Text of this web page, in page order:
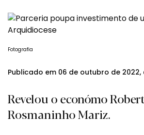
Fotografia
Publicado em 06 de outubro de 2022,
Revelou o económo
Rosmaninho Mariz.